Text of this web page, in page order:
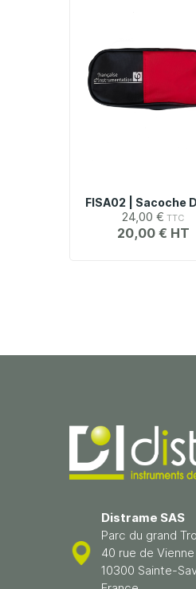
24,00 €
20,00 €
Distrame SAS
Parc du grand
40 rue de Vienne
10300 Sainte-